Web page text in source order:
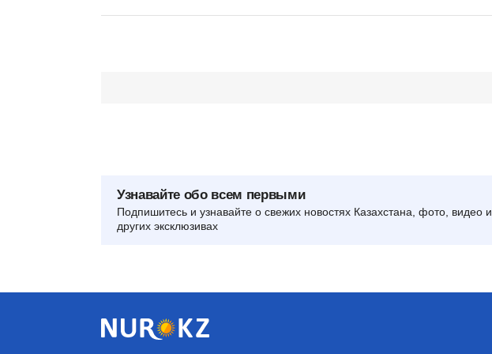
Узнавайте обо всем первыми
Подпишитесь и узнавайте о свежих новостях Казахстана, фото, видео и
других эксклюзивах